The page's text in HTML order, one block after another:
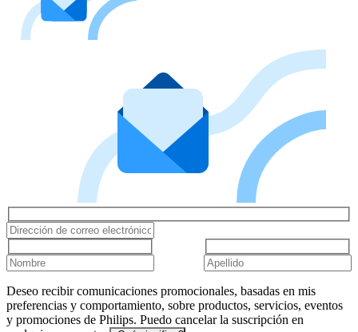
Deseo recibir comunicaciones promocionales, basadas en mis
preferencias y comportamiento, sobre productos, servicios, eventos
y promociones de Philips. Puedo cancelar la suscripción en